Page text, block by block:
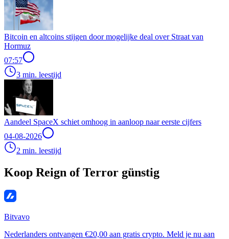
Bitcoin en altcoins stijgen door mogelijke deal over Straat van
Hormuz
07:57
3 min. leestijd
Aandeel SpaceX schiet omhoog in aanloop naar eerste cijfers
04-08-2026
2 min. leestijd
Koop Reign of Terror günstig
Bitvavo
Nederlanders ontvangen €20,00 aan gratis crypto. Meld je nu aan